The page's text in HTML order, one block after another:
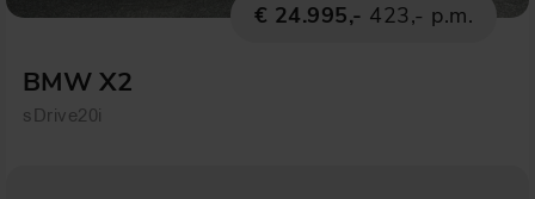
€ 24.995,- 423,- p.m.
BMW X2
sDrive20i